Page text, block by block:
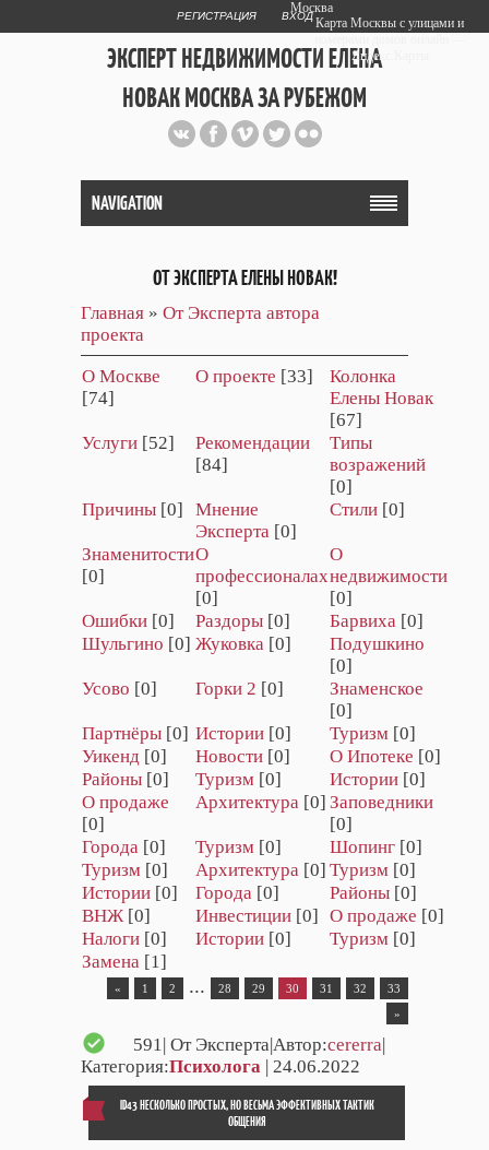
РЕГИСТРАЦИЯ ВХОД
ЭКСПЕРТ НЕДВИЖИМОСТИ ЕЛЕНА
НОВАК МОСКВА ЗА РУБЕЖОМ
Публичный сайт эксперта автора
web дизайнера+7 903 708 1884
NAVIGATION
ОТ ЭКСПЕРТА ЕЛЕНЫ НОВАК!
Главная » От Эксперта автора
проекта
О Москве
[74]
О проекте [33]
Колонка
Елены Новак
[67]
Услуги [52]
Рекомендации
[84]
Типы
возражений
[0]
Причины [0]
Мнение
Эксперта [0]
Стили [0]
Знаменитости
[0]
О
профессионалах
[0]
О
недвижимости
[0]
Ошибки [0] Раздоры [0] Барвиха [0]
Шульгино [0] Жуковка [0]
Подушкино
[0]
Усово [0] Горки 2 [0]
Знаменское
[0]
Партнёры [0] Истории [0] Туризм [0]
Уикенд [0] Новости [0] О Ипотеке [0]
Районы [0] Туризм [0] Истории [0]
О продаже
[0]
Архитектура [0] Заповедники
[0]
Города [0] Туризм [0] Шопинг [0]
Туризм [0] Архитектура [0] Туризм [0]
Истории [0] Города [0] Районы [0]
ВНЖ [0] Инвестиции [0] О продаже [0]
Налоги [0] Истории [0] Туризм [0]
Замена [1]
« 1 2 ... 28 29 30 31 32
33
»
591| От Эксперта|Автор:cererra|
Категория:Психолога | 24.06.2022
ID43 НЕСКОЛЬКО ПРОСТЫХ, НО ВЕСЬМА ЭФФЕКТИВНЫХ ТАКТИК
ОБЩЕНИЯ
Москва
Карта Москвы с улицами и
Яндекс.Карты